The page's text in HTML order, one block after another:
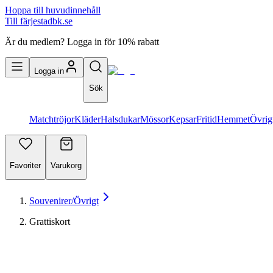
Hoppa till huvudinnehåll
Till färjestadbk.se
Är du medlem? Logga in för 10% rabatt
Logga in
Sök
MatchtröjorKläderHalsdukarMössorKepsarFritidHemmet
Favoriter Varukorg
Souvenirer/Övrigt
Grattiskort